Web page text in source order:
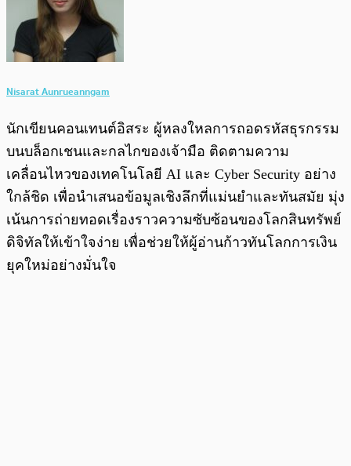
Nisarat Aunrueanngam
นักเขียนคอนเทนต์อิสระ ผู้หลงใหลการถอดรหัสธุรกรรม
บนบล็อกเชนและกลไกของเจ้ามือ ติดตามความ
เคลื่อนไหวของเทคโนโลยี AI และ Cyber Security อย่าง
ใกล้ชิด เพื่อนำเสนอข้อมูลเชิงลึกที่แม่นยำและทันสมัย มุ่ง
เน้นการถ่ายทอดเรื่องราวความซับซ้อนของโลกสินทรัพย์
ดิจิทัลให้เข้าใจง่าย เพื่อช่วยให้ผู้อ่านก้าวทันโลกการเงิน
ยุคใหม่อย่างมั่นใจ